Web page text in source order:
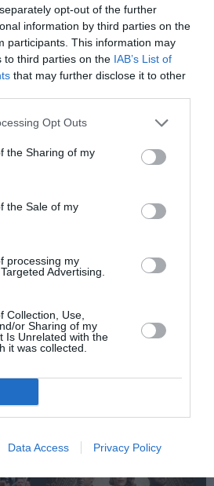
opt-out of the further
information by third parties on the
participants. This information may
to third parties on the IAB’s List of
that may further disclose it to other
Opt Outs
the Sharing of my
the Sale of my
processing my
Advertising.
Collection, Use,
or Sharing of my
Is Unrelated with the
it was collected.
Data Access Privacy Policy
Ο Λάκης Χαλκιάς,
σημαντικός
μουσικής μας
σε ηλικία 82 ετών
Ίδρυμα Ωνάση:
Υποτροφιών για το
Ακαδημαϊκό Έτος
26-27
Άρθρα